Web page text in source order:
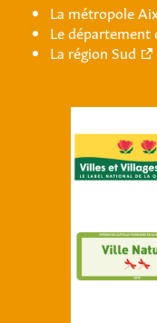
La métropole
Le département
La région Sud